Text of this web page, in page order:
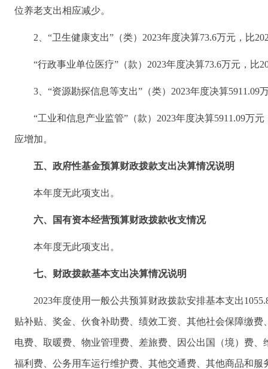
位养老支出相应减少。
2、“卫生健康支出”（类）2023年度决算73.6万元，比
“行政事业单位医疗”（款）2023年度决算73.6万元，
3、“资源勘探信息等支出”（类）2023年度决算5911.09
“工业和信息产业监管”（款）2023年度决算5911.09万
应增加。
五、政府性基金预算财政拨款支出决算情况说明
本年度无此项支出。
六、国有资本经营预算财政拨款收支情况
本年度无此项支出。
七、财政拨款基本支出决算情况说明
2023年度使用一般公共预算财政拨款安排基本支出
贴补贴、奖金、伙食补助费、绩效工资、其他社会保障缴
电费、取暖费、物业管理费、差旅费、因公出国（境）费
福利费、公务用车运行维护费、其他交通费、其他商品和